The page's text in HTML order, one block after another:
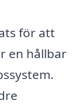
för att
en hållbar